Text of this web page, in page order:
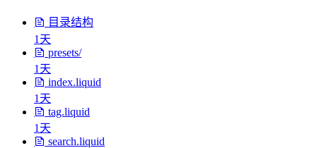
目录结构
1天
presets/
1天
index.liquid
1天
tag.liquid
1天
search.liquid